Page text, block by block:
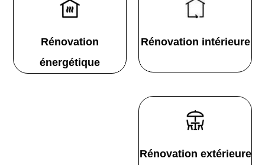
Rénovation
énergétique
Rénovation intérieure
Rénovation extérieure